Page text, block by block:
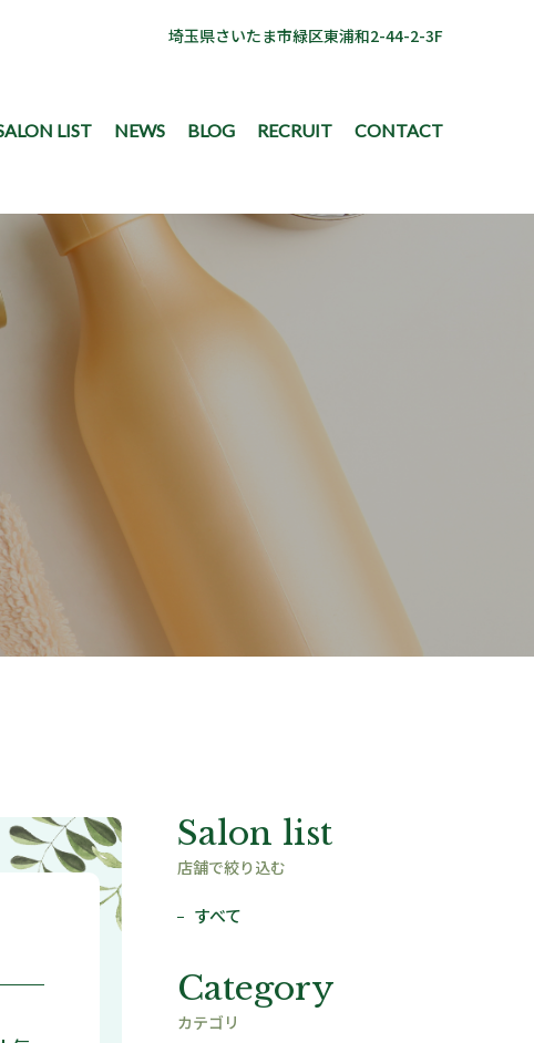
埼玉県さいたま市緑区東浦和2-44-2-3F
LIST NEWS BLOG RECRUIT CONTACT
Salon list
店舗で絞り込む
すべて
Category
カテゴリ